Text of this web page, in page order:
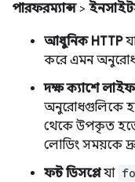
পারফরম্যান্স>
আধুনিক HTTP
করে এমন
দক্ষ ক্যাশে
অনুরোধগুলিকে
থেকে উপকৃত
লোডিং সময়কে
ফন্ট ডিসপ্লেযা